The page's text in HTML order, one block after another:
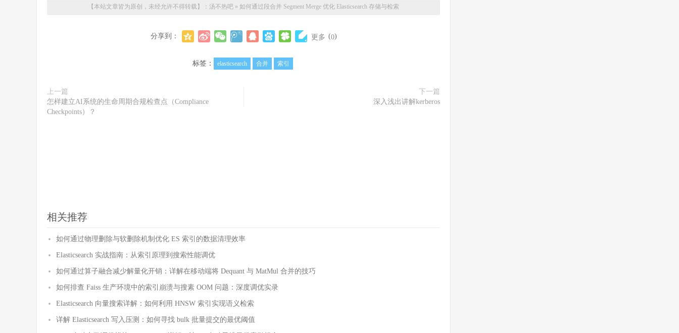
【本站文章皆为原创，未经允许不得转载】： 汤不热吧 » 如何通过段合并 Segment Merge 优化 Elasticsearch 存储与检索
分享到： 更多 (0)
标签： elasticsearch 合并 索引
上一篇
怎样建立AI系统的生命周期合规检查点（Compliance
Checkpoints）？
下一篇
深入浅出讲解kerberos
相关推荐
如何通过物理删除与软删除机制优化 ES 索引的数据清理效率
Elasticsearch 实战指南：从索引原理到搜索性能调优
如何通过算子融合减少解量化开销：详解在移动端将 Dequant 与 MatMul 合并的技巧
如何排查 Faiss 生产环境中的索引崩溃与搜素 OOM 问题：深度调优实录
Elasticsearch 向量搜索详解：如何利用 HNSW 索引实现语义检索
详解 Elasticsearch 写入压测：如何寻找 bulk 批量提交的最优阈值